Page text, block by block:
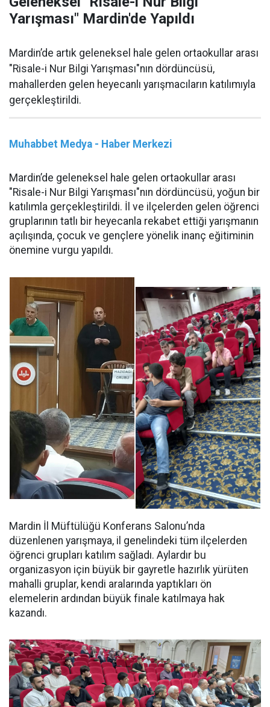
Yarışması" Mardin'de Yapıldı
Mardin’de artık geleneksel hale gelen ortaokullar arası
"Risale-i Nur Bilgi Yarışması"nın dördüncüsü,
mahallerden gelen heyecanlı yarışmacıların katılımıyla
gerçekleştirildi.
Muhabbet Medya - Haber Merkezi
Mardin’de geleneksel hale gelen ortaokullar arası
"Risale-i Nur Bilgi Yarışması"nın dördüncüsü, yoğun bir
katılımla gerçekleştirildi. İl ve ilçelerden gelen öğrenci
gruplarının tatlı bir heyecanla rekabet ettiği yarışmanın
açılışında, çocuk ve gençlere yönelik inanç eğitiminin
önemine vurgu yapıldı.
Mardin İl Müftülüğü Konferans Salonu’nda
düzenlenen yarışmaya, il genelindeki tüm ilçelerden
öğrenci grupları katılım sağladı. Aylardır bu
organizasyon için büyük bir gayretle hazırlık yürüten
mahalli gruplar, kendi aralarında yaptıkları ön
elemelerin ardından büyük finale katılmaya hak
kazandı.